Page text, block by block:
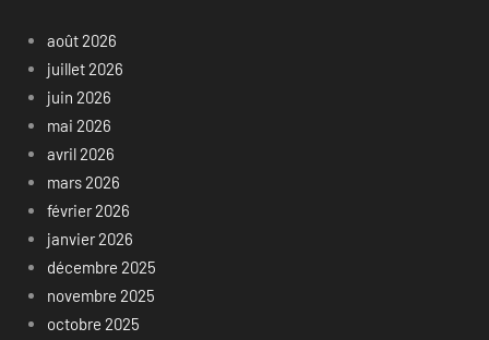
août 2026
juillet 2026
juin 2026
mai 2026
avril 2026
mars 2026
février 2026
janvier 2026
décembre 2025
novembre 2025
octobre 2025